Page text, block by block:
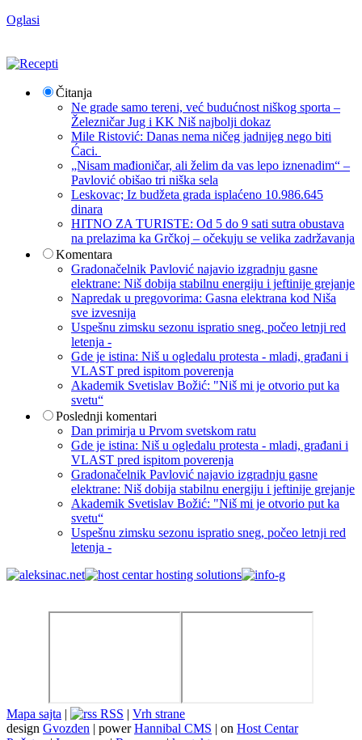
Oglasi
Čitanja
Ne grade samo tereni, već budućnost niškog sporta –
Železničar Jug i KK Niš najbolji dokaz
Mile Ristović: Danas nema ničeg jadnijeg nego biti
Ćaci.
„Nisam mađioničar, ali želim da vas lepo iznenadim“ –
Pavlović obišao tri niška sela
Leskovac; Iz budžeta grada isplaćeno 10.986.645
dinara
HITNO ZA TURISTE: Od 5 do 9 sati sutra obustava
na prelazima ka Grčkoj – očekuju se velika zadržavanja
Komentara
Gradonačelnik Pavlović najavio izgradnju gasne
elektrane: Niš dobija stabilnu energiju i jeftinije grejanje
Napredak u pregovorima: Gasna elektrana kod Niša
sve izvesnija
Uspešnu zimsku sezonu ispratio sneg, počeo letnji red
letenja -
Gde je istina: Niš u ogledalu protesta - mladi, građani i
VLAST pred ispitom poverenja
Akademik Svetislav Božić: "Niš mi je otvorio put ka
svetu“
Poslednji komentari
Dan primirja u Prvom svetskom ratu
Gde je istina: Niš u ogledalu protesta - mladi, građani i
VLAST pred ispitom poverenja
Gradonačelnik Pavlović najavio izgradnju gasne
elektrane: Niš dobija stabilnu energiju i jeftinije grejanje
Akademik Svetislav Božić: "Niš mi je otvorio put ka
svetu“
Uspešnu zimsku sezonu ispratio sneg, počeo letnji red
letenja -
Mapa sajta | RSS | Vrh strane
design Gvozden | powerHannibal CMS | on Host Centar